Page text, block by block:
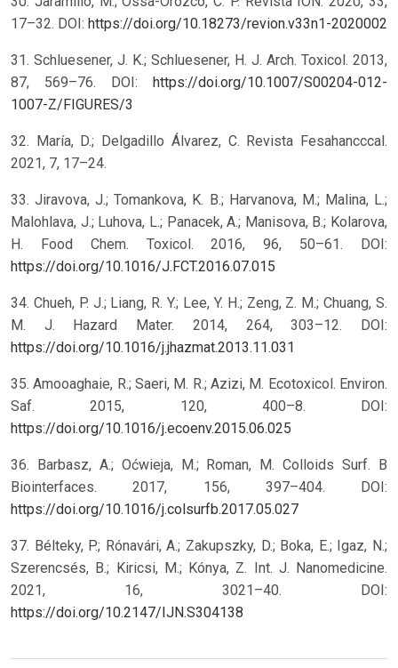
17–32. DOI: https://doi.org/10.18273/revion.v33n1-2020002
31. Schluesener, J. K.; Schluesener, H. J. Arch. Toxicol. 2013,
87, 569–76. DOI: https://doi.org/10.1007/S00204-012-
1007-Z/FIGURES/3
32. María, D.; Delgadillo Álvarez, C. Revista Fesahancccal.
2021, 7, 17–24.
33. Jiravova, J.; Tomankova, K. B.; Harvanova, M.; Malina, L.;
Malohlava, J.; Luhova, L.; Panacek, A.; Manisova, B.; Kolarova,
H. Food Chem. Toxicol. 2016, 96, 50–61. DOI:
https://doi.org/10.1016/J.FCT.2016.07.015
34. Chueh, P. J.; Liang, R. Y.; Lee, Y. H.; Zeng, Z. M.; Chuang, S.
M. J. Hazard Mater. 2014, 264, 303–12. DOI:
https://doi.org/10.1016/j.jhazmat.2013.11.031
35. Amooaghaie, R.; Saeri, M. R.; Azizi, M. Ecotoxicol. Environ.
Saf. 2015, 120, 400–8. DOI:
https://doi.org/10.1016/j.ecoenv.2015.06.025
36. Barbasz, A.; Oćwieja, M.; Roman, M. Colloids Surf. B
Biointerfaces. 2017, 156, 397–404. DOI:
https://doi.org/10.1016/j.colsurfb.2017.05.027
37. Bélteky, P.; Rónavári, A.; Zakupszky, D.; Boka, E.; Igaz, N.;
Szerencsés, B.; Kiricsi, M.; Kónya, Z. Int. J. Nanomedicine.
2021, 16, 3021–40. DOI:
https://doi.org/10.2147/IJN.S304138